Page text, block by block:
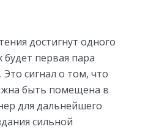
достигнут одного
будет первая пара
сигнал о том, что
быть помещена в
для дальнейшего
сильной